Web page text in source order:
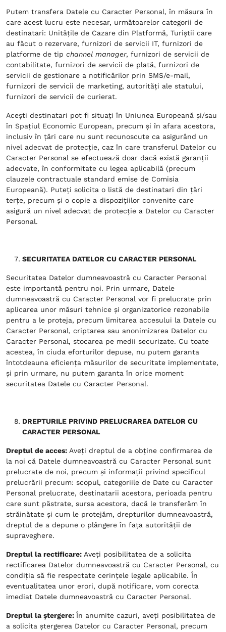
Putem transfera Datele cu Caracter Personal, în măsura în
care acest lucru este necesar, următoarelor categorii de
destinatari: Unitățile de Cazare din Platformă, Turiștii care
au făcut o rezervare, furnizori de servicii IT, furnizori de
platforme de tip channel manager, furnizori de servicii de
contabilitate, furnizori de servicii de plată, furnizori de
servicii de gestionare a notificărilor prin SMS/e-mail,
furnizori de servicii de marketing, autorități ale statului,
furnizori de servicii de curierat.
Acești destinatari pot fi situați în Uniunea Europeană și/sau
în Spațiul Economic European, precum și în afara acestora,
inclusiv în țări care nu sunt recunoscute ca asigurând un
nivel adecvat de protecție, caz în care transferul Datelor cu
Caracter Personal se efectuează doar dacă există garanții
adecvate, în conformitate cu legea aplicabilă (precum
clauzele contractuale standard emise de Comisia
Europeană). Puteți solicita o listă de destinatari din țări
terțe, precum și o copie a dispozițiilor convenite care
asigură un nivel adecvat de protecție a Datelor cu Caracter
Personal.
SECURITATEA DATELOR CU CARACTER PERSONAL
Securitatea Datelor dumneavoastră cu Caracter Personal
este importantă pentru noi. Prin urmare, Datele
dumneavoastră cu Caracter Personal vor fi prelucrate prin
aplicarea unor măsuri tehnice și organizatorice rezonabile
pentru a le proteja, precum limitarea accesului la Datele cu
Caracter Personal, criptarea sau anonimizarea Datelor cu
Caracter Personal, stocarea pe medii securizate. Cu toate
acestea, în ciuda eforturilor depuse, nu putem garanta
întotdeauna eficiența măsurilor de securitate implementate,
și prin urmare, nu putem garanta în orice moment
securitatea Datele cu Caracter Personal.
DREPTURILE PRIVIND PRELUCRAREA DATELOR CU
CARACTER PERSONAL
Dreptul de acces: Aveți dreptul de a obține confirmarea de
la noi că Datele dumneavoastră cu Caracter Personal sunt
prelucrate de noi, precum și informații privind specificul
prelucrării precum: scopul, categoriile de Date cu Caracter
Personal prelucrate, destinatarii acestora, perioada pentru
care sunt păstrate, sursa acestora, dacă le transferăm în
străinătate și cum le protejăm, drepturilor dumneavoastră,
dreptul de a depune o plângere în fața autorității de
supraveghere.
Dreptul la rectificare: Aveți posibilitatea de a solicita
rectificarea Datelor dumneavoastră cu Caracter Personal, cu
condiția să fie respectate cerințele legale aplicabile. În
eventualitatea unor erori, după notificare, vom corecta
imediat Datele dumneavoastră cu Caracter Personal.
Dreptul la ștergere: În anumite cazuri, aveți posibilitatea de
a solicita ștergerea Datelor cu Caracter Personal, precum